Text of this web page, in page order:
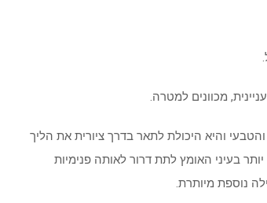
מכוונים למטרה.
והיא היכולת לתאר בדרך ציורית את הליך
בעיני האומץ לתת דרור לאותה פנימיות
נוספת מיותרת.